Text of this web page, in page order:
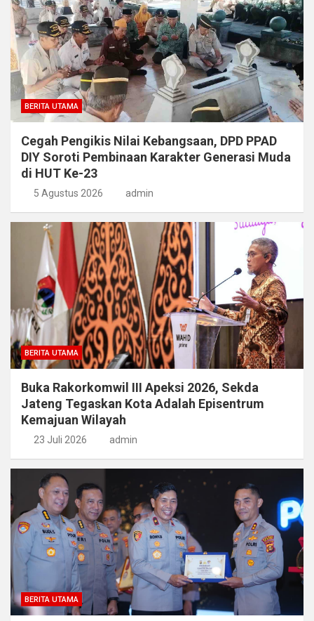
BERITA UTAMA
Cegah Pengikis Nilai Kebangsaan, DPD PPAD
DIY Soroti Pembinaan Karakter Generasi Muda
di HUT Ke-23
5 Agustus 2026 admin
BERITA UTAMA
Buka Rakorkomwil III Apeksi 2026, Sekda
Jateng Tegaskan Kota Adalah Episentrum
Kemajuan Wilayah
23 Juli 2026 admin
BERITA UTAMA